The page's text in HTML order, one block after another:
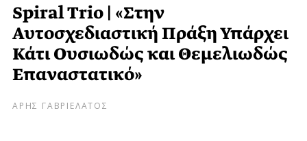
Spiral Trio | «Στην
Αυτοσχεδιαστική Πράξη Υπάρχει
Κάτι Ουσιωδώς και Θεμελιωδώς
Επαναστατικό»
ΑΡΗΣ ΓΑΒΡΙΕΛΑΤΟΣ